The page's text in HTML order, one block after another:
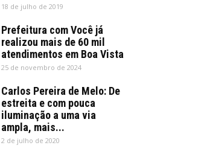
18 de julho de 2019
Prefeitura com Você já
realizou mais de 60 mil
atendimentos em Boa Vista
25 de novembro de 2024
Carlos Pereira de Melo: De
estreita e com pouca
iluminação a uma via
ampla, mais...
2 de julho de 2020